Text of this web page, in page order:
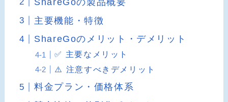
主要機能・特徴
ShareGoのメリット・デメリット
✅ 主要なメリット
⚠️ 注意すべきデメリット
料金プラン・価格体系